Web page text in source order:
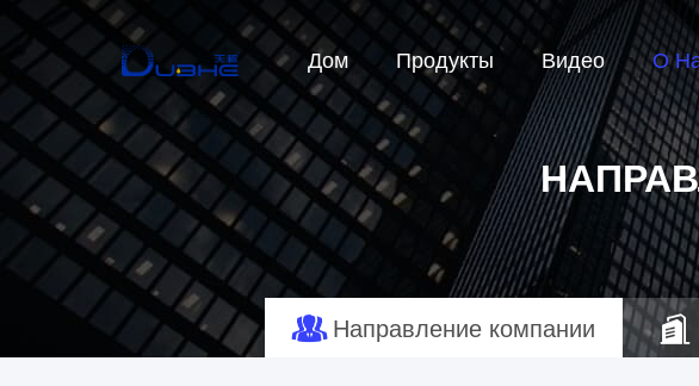
Дом Продукты Видео О
Направление компании